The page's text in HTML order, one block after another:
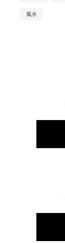
風水